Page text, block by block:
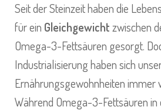
Seit der Steinzeit haben die
für ein Gleichgewichtzwischen
Omega-3-Fettsäuren gesorgt.
Industrialisierung haben sich
Ernährungsgewohnheiten immer
Während Omega-3-Fettsäuren in